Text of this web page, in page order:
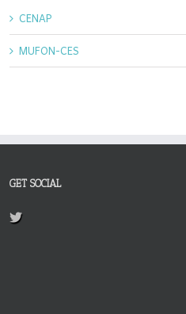
CENAP
MUFON-CES
GET SOCIAL